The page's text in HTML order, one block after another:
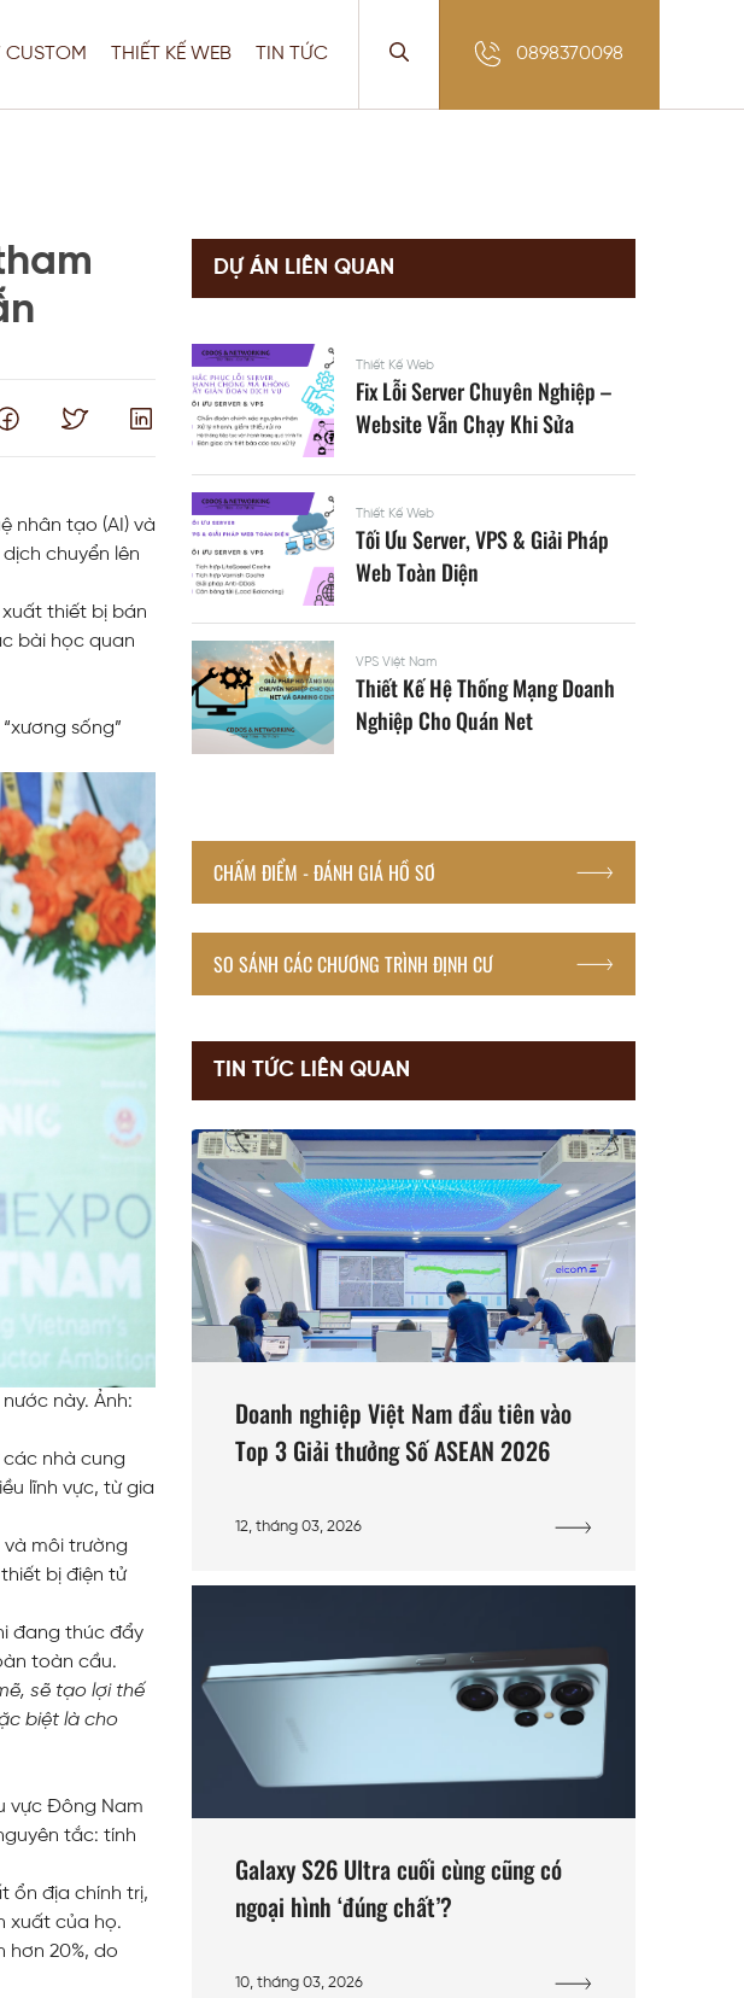
CUSTOM THIẾT KẾ WEB TIN TỨC 0898370098
nhân tạo (AI) và
chuyển lên
xuất thiết bị bán
bài học quan
sống”
này. Ảnh:
nhà cung
lĩnh vực, từ gia
môi trường
bị điện tử
đang thúc đẩy
toàn cầu.
sẽ tạo lợi thế
biệt là cho
vực Đông Nam
tắc: tính
ổn địa chính trị,
xuất của họ.
20%, do
DỰ ÁN LIÊN QUAN
Khi Sửa
& Giải Pháp
Net
Thiết Kế Web
Fix Lỗi Server Chuyên Nghiệp –
Website Vẫn Chạy Khi Sửa
Thiết Kế Web
Tối Ưu Server, VPS & Giải Pháp
Web Toàn Diện
VPS Việt Nam
Thiết Kế Hệ Thống Mạng Doanh
Nghiệp Cho Quán Net
CHẤM ĐIỂM - ĐÁNH GIÁ HỒ SƠ
SO SÁNH CÁC CHƯƠNG TRÌNH ĐỊNH CƯ
TIN TỨC LIÊN QUAN
Doanh nghiệp Việt Nam đầu tiên vào
Top 3 Giải thưởng Số ASEAN 2026
12, tháng 03, 2026
Galaxy S26 Ultra cuối cùng cũng có
ngoại hình ‘đúng chất’?
10, tháng 03, 2026